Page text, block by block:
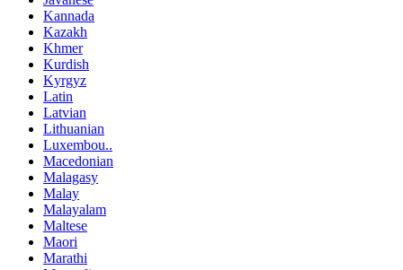
Kannada
Kazakh
Khmer
Kurdish
Kyrgyz
Latin
Latvian
Lithuanian
Luxembou..
Macedonian
Malagasy
Malay
Malayalam
Maltese
Maori
Marathi